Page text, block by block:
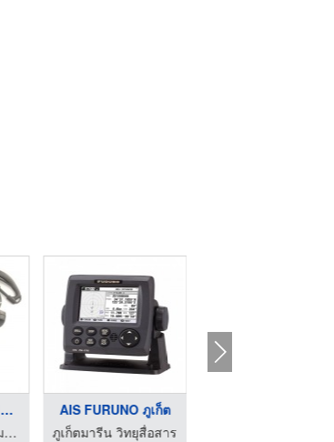
ขายไมค์หูฟัง JDI JD- ...
วิทยุสื่อสารภูเก็ต โมบายไลฟ์
AIS FURUNO ภูเก็ต
ภูเก็ตมารีน วิทยุสื่อสาร